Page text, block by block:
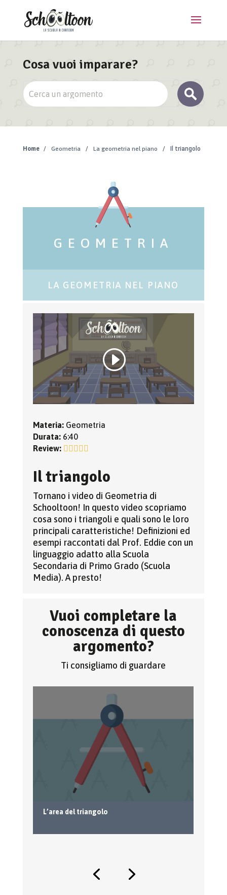
Cosa vuoi imparare?
Home / Geometria / La geometria nel piano / Il triangolo
GEOMETRIA
LA GEOMETRIA NEL PIANO
Materia:Geometria
Durata:6:40
Review:
Il triangolo
Tornano i video di Geometria di
Schooltoon! In questo video scopriamo
cosa sono i triangoli e quali sono le loro
principali caratteristiche! Definizioni ed
esempi raccontati dal Prof. Eddie con un
linguaggio adatto alla Scuola
Secondaria di Primo Grado (Scuola
Media). A presto!
Vuoi completare la
conoscenza di questo
argomento?
Ti consigliamo di guardare
L’area del triangolo